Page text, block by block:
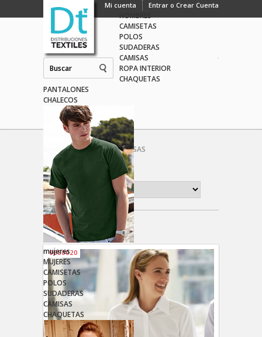
Mi cuenta Entrar o Crear Cuenta
hombres
HOMBRES
CAMISETAS
POLOS
SUDADERAS
CAMISAS
ROPA INTERIOR
CHAQUETAS
PANTALONES
CHALECOS
mujeres
MUJERES
CAMISETAS
POLOS
SUDADERAS
CAMISAS
CHAQUETAS
Inicio MUJERES CAMISAS
Ordenar por:
4 artículos
0650020